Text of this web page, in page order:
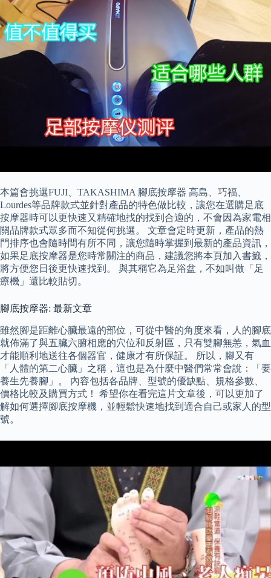
本篇會挑選FUJI、TAKASHIMA 腳底按摩器 高島、巧福、
Lourdes等品牌款式並針對產品的特色做比較，讓您在選購足底
按摩器時可以更快速又精確地找的找到合適的，不會因為家電相
關品牌款式眾多而不知從何挑選。 文章會定時更新，產品的熱
門排序也會隨時間有所不同，讓您隨時掌握到最新的產品資訊，
如果足底按摩器是您時常關注的商品，建議您將本頁加入書籤，
將方便您日後更快速找到。 與其稱它為足浴盆，不如叫做「足
療機」還比較貼切。
腳底按摩器: 最新文章
雖然腳是距離心臟最遠的部位，可從中醫的角度來看，人的腳底
就佈滿了與五臟六腑相應的穴位和反射區，只有雙腳無恙，氣血
才能順利地送往各個器官，健康才有所保証。 所以，腳又有
「人體的第二心臟」之稱，這也是為什麼中醫們常常會說：「要
養生先養腳」。 內容包括各品牌、型號的優缺點、規格參數、
價格比較及購買方式！ 希望你在看完這片文章後，可以更加了
解如何選擇腳底按摩機，並輕鬆快速地找到適合自己或家人的型
號。